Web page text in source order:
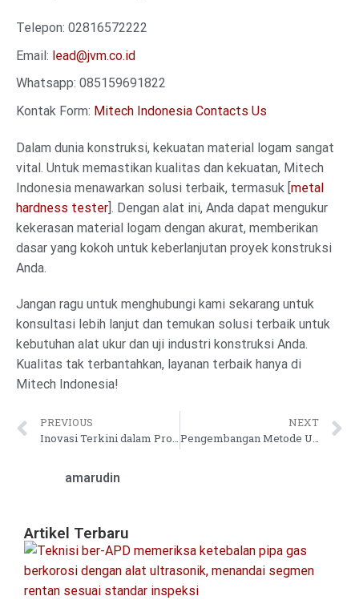
Telepon: 02816572222
Email: lead@jvm.co.id
Whatsapp: 085159691822
Kontak Form: Mitech Indonesia Contacts Us
Dalam dunia konstruksi, kekuatan material logam sangat
vital. Untuk memastikan kualitas dan kekuatan, Mitech
Indonesia menawarkan solusi terbaik, termasuk [metal
hardness tester]. Dengan alat ini, Anda dapat mengukur
kekerasan material logam dengan akurat, memberikan
dasar yang kokoh untuk keberlanjutan proyek konstruksi
Anda.
Jangan ragu untuk menghubungi kami sekarang untuk
konsultasi lebih lanjut dan temukan solusi terbaik untuk
kebutuhan alat ukur dan uji industri konstruksi Anda.
Kualitas tak terbantahkan, layanan terbaik hanya di
Mitech Indonesia!
PREVIOUS
Inovasi Terkini dalam Produksi Komponen Kendaraan
NEXT
Pengembangan Metode Uji Kekerasan Beton Menggunakan Pendekatan Non-Destruktif Berbasis Ultrasonik
amarudin
Artikel Terbaru